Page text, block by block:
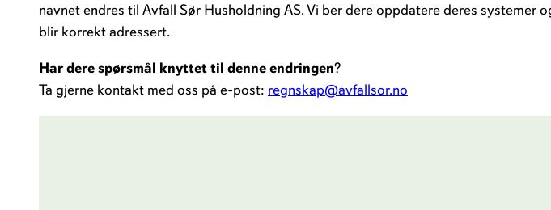
navnet endres til Avfall Sør Husholdning AS. Vi ber dere oppdatere deres
blir korrekt adressert.
Har dere spørsmål knyttet til denne endringen?
Ta gjerne kontakt med oss på e-post: regnskap@avfallsor.no